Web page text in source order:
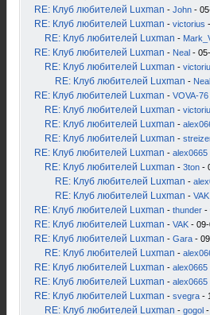
RE: Клуб любителей Luxman - John -
RE: Клуб любителей Luxman - victorius
RE: Клуб любителей Luxman -
RE: Клуб любителей Luxman - Neal -
RE: Клуб любителей Luxman -
RE: Клуб любителей Luxman - Neal
RE: Клуб любителей Luxman - VOVA-76
RE: Клуб любителей Luxman -
RE: Клуб любителей Luxman -
RE: Клуб любителей Luxman -
RE: Клуб любителей Luxman - alex0665
RE: Клуб любителей Luxman - 3ton -
RE: Клуб любителей Luxman -
RE: Клуб любителей Luxman - VAK
RE: Клуб любителей Luxman - thunder -
RE: Клуб любителей Luxman - VAK -
RE: Клуб любителей Luxman - Gara -
RE: Клуб любителей Luxman -
RE: Клуб любителей Luxman - alex0665
RE: Клуб любителей Luxman - alex0665
RE: Клуб любителей Luxman - svegra -
RE: Клуб любителей Luxman - gogol